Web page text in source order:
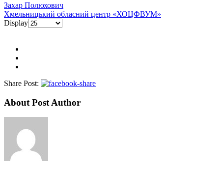
Захар Полюхович
Хмельницький обласний центр «ХОЦФВУМ»
Display
Share Post:
About Post Author